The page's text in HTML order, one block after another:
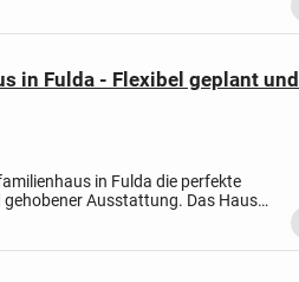
in Fulda - Flexibel geplant und
in Fulda die perfekte
Ausstattung. Das Haus
124,90 m²...